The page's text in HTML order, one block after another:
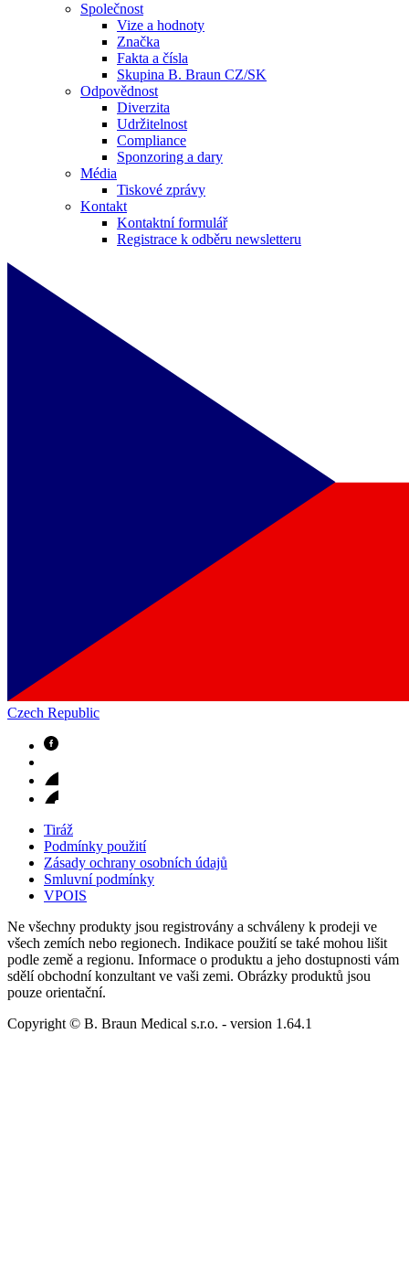
Společnost
Vize a hodnoty
Značka
Fakta a čísla
Skupina B. Braun CZ/SK
Odpovědnost
Diverzita
Udržitelnost
Compliance
Sponzoring a dary
Média
Tiskové zprávy
Kontakt
Kontaktní formulář
Registrace k odběru newsletteru
Czech Republic
Tiráž
Podmínky použití
Zásady ochrany osobních údajů
Smluvní podmínky
VPOIS
Ne všechny produkty jsou registrovány a schváleny k prodeji ve
všech zemích nebo regionech. Indikace použití se také mohou lišit
podle země a regionu. Informace o produktu a jeho dostupnosti vám
sdělí obchodní konzultant ve vaši zemi. Obrázky produktů jsou
pouze orientační.
Copyright © B. Braun Medical s.r.o. - version 1.64.1